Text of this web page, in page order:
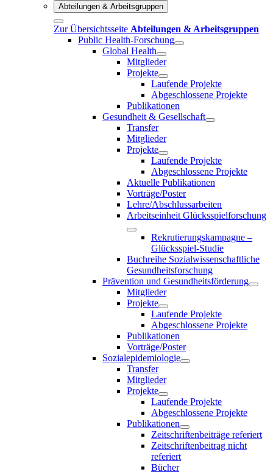
Abteilungen & Arbeitsgruppen
Zur Übersichtsseite Abteilungen & Arbeitsgruppen
Public Health-Forschung
Global Health
Mitglieder
Projekte
Laufende Projekte
Abgeschlossene Projekte
Publikationen
Gesundheit & Gesellschaft
Transfer
Mitglieder
Projekte
Laufende Projekte
Abgeschlossene Projekte
Aktuelle Publikationen
Vorträge/Poster
Lehre/Abschlussarbeiten
Arbeitseinheit Glücksspielforschung
Rekrutierungskampagne –
Glücksspiel-Studie
Buchreihe Sozialwissenschaftliche
Gesundheitsforschung
Prävention und Gesundheitsförderung
Mitglieder
Projekte
Laufende Projekte
Abgeschlossene Projekte
Publikationen
Vorträge/Poster
Sozialepidemiologie
Transfer
Mitglieder
Projekte
Laufende Projekte
Abgeschlossene Projekte
Publikationen
Zeitschriftenbeiträge referiert
Zeitschriftenbeitrag nicht
referiert
Bücher